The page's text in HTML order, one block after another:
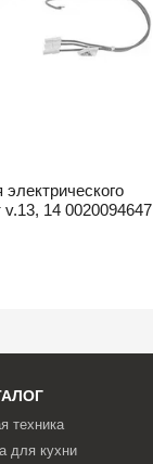
14 0020094647
техника
для кухни